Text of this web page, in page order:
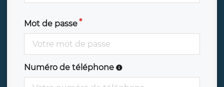
Mot de passe
Numéro de téléphone